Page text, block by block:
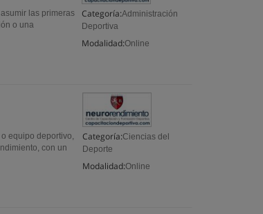
Categoría:Administración
Deportiva
Modalidad:Online
las primeras
o una
Categoría:Ciencias del
Deporte
Modalidad:Online
equipo deportivo,
con un